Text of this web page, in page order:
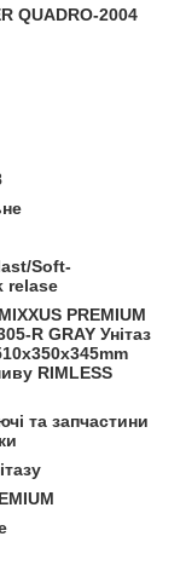
QUADRO-2004
Soft-
relase
PREMIUM
R GRAY Унітаз
RIMLESS
та запчастини